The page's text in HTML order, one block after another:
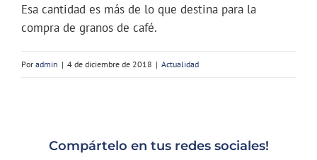
Esa cantidad es más de lo que destina para la
compra de granos de café.
Por admin | 4 de diciembre de 2018 | Actualidad
Compártelo en tus redes sociales!